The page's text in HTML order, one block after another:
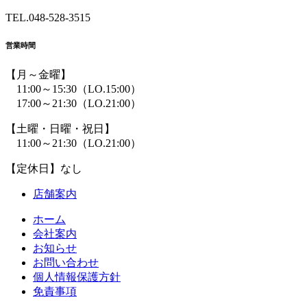
TEL.048-528-3515
営業時間
【月～金曜】
11:00～15:30 （LO.15:00）
17:00～21:30 （LO.21:00）
【土曜・日曜・祝日】
11:00～21:30 （LO.21:00）
【定休日】なし
店舗案内
ホーム
会社案内
お知らせ
お問い合わせ
個人情報保護方針
免責事項